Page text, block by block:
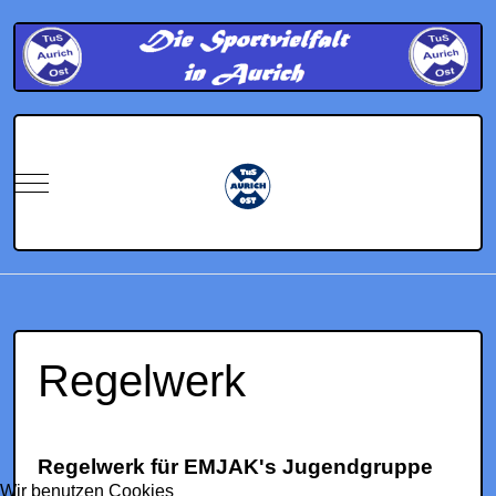
Mobile Menu Toggle
Regelwerk
Regelwerk für EMJAK's Jugendgruppe
Wir benutzen Cookies